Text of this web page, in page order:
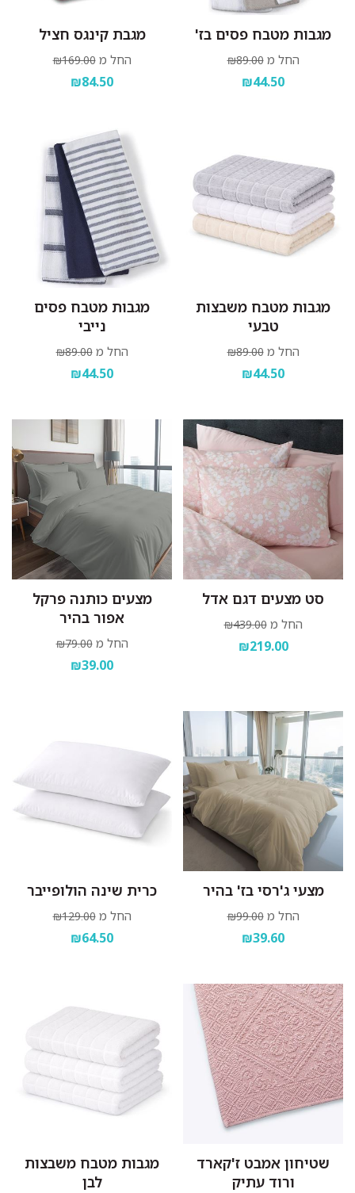
מגבות מטבח פסים בז'
החל מ ₪89.00
₪44.50
מגבת קינגס חציל
החל מ ₪169.00
₪84.50
מגבות מטבח משבצות
טבעי
החל מ ₪89.00
₪44.50
מגבות מטבח פסים
נייבי
החל מ ₪89.00
₪44.50
סט מצעים דגם אדל
החל מ ₪439.00
₪219.00
מצעים כותנה פרקל
אפור בהיר
החל מ ₪79.00
₪39.00
מצעי ג'רסי בז' בהיר
החל מ ₪99.00
₪39.60
כרית שינה הולופייבר
החל מ ₪129.00
₪64.50
שטיחון אמבט ז'קארד
ורוד עתיק
מגבות מטבח משבצות
לבן